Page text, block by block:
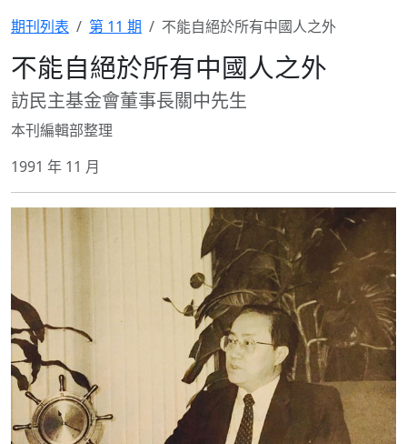
期刊列表 第 11 期 不能自絕於所有中國人之外
不能自絕於所有中國人之外
訪民主基金會董事長關中先生
本刊編輯部整理
1991 年 11 月